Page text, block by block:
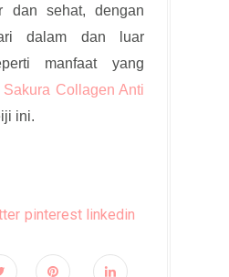
dan sehat, dengan
dalam dan luar
manfaat yang
Sakura Collagen Anti
ini.
pinterest linkedin